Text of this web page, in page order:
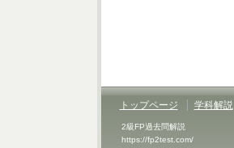
トップページ 学科解説
2級FP過去問解説
https://fp2test.com/